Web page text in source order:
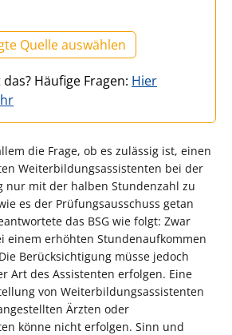
Quelle auswählen
Häufige Fragen: Hier
die Frage, ob es zulässig ist, einen
Weiterbildungsassistenten bei der
nur mit der halben Stundenzahl zu
es der Prüfungsausschuss getan
das BSG wie folgt: Zwar
einem erhöhten Stundenaufkommen
Berücksichtigung müsse jedoch
Art des Assistenten erfolgen. Eine
von Weiterbildungsassistenten
Ärzten oder
könne nicht erfolgen. Sinn und